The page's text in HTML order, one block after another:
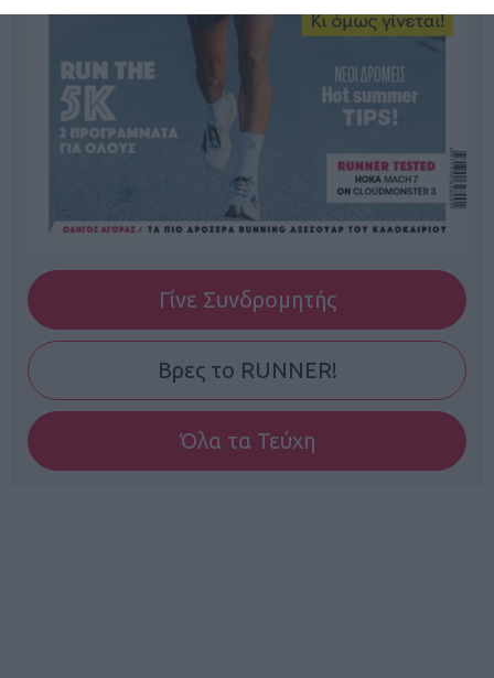
Γίνε Συνδρομητής
Βρες το RUNNER!
Όλα τα Τεύχη